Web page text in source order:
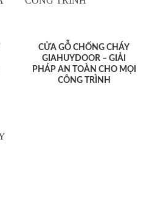
CỬA GỖ CHỐNG CHÁY
GIAHUYDOOR – GIẢI
PHÁP AN TOÀN CHO MỌI
CÔNG TRÌNH